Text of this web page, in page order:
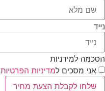
נייד
הסכמה למידניות
אני מסכים למדיניות הפרטיות
שלחו לקבלת הצעת מחיר